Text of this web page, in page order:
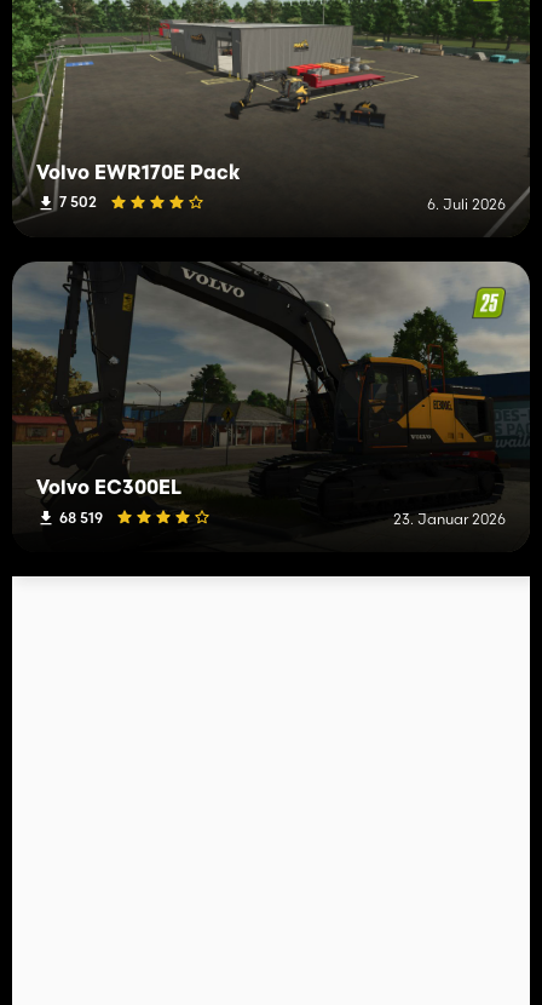
Volvo EWR170E Pack
7 502 6. Juli 2026
Volvo EC300EL
68 519 23. Januar 2026